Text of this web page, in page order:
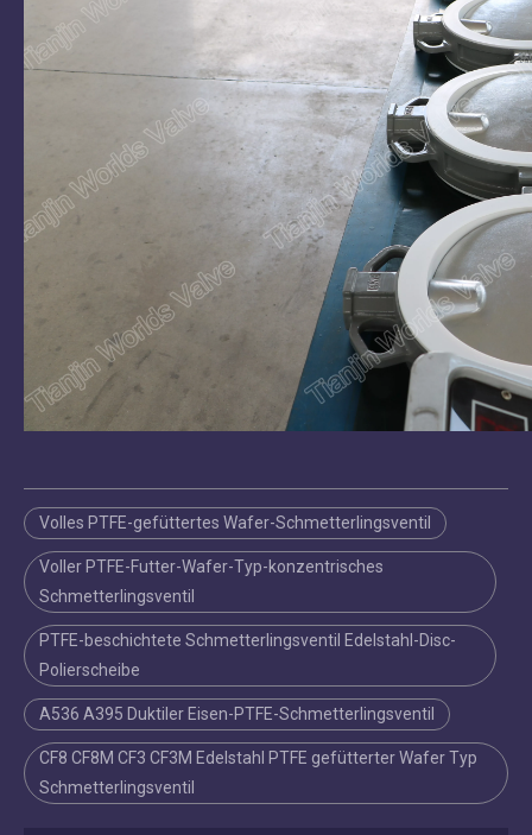
Volles PTFE-gefüttertes Wafer-Schmetterlingsventil
Voller PTFE-Futter-Wafer-Typ-konzentrisches
Schmetterlingsventil
PTFE-beschichtete Schmetterlingsventil Edelstahl-Disc-
Polierscheibe
A536 A395 Duktiler Eisen-PTFE-Schmetterlingsventil
CF8 CF8M CF3 CF3M Edelstahl PTFE gefütterter Wafer Typ
Schmetterlingsventil